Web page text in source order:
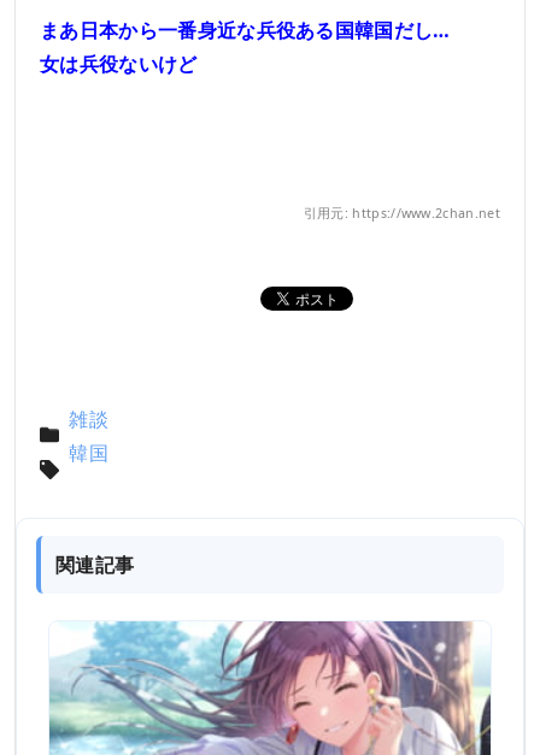
まあ日本から一番身近な兵役ある国韓国だし…
女は兵役ないけど
引用元: https://www.2chan.net
雑談
韓国
関連記事